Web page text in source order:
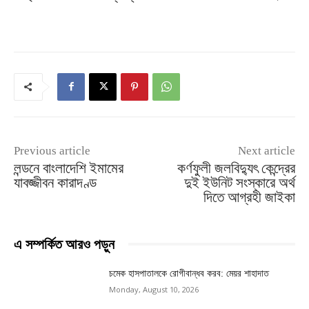
Previous article
লন্ডনে বাংলাদেশি ইমামের
যাবজ্জীবন কারাদণ্ড
Next article
কর্ণফুলী জলবিদ্যুৎ কেন্দ্রের
দুই ইউনিট সংস্কারে অর্থ
দিতে আগ্রহী জাইকা
এ সম্পর্কিত আরও পড়ুন
চমেক হাসপাতালকে রোগীবান্ধব করব: মেয়র শাহাদাত
Monday, August 10, 2026